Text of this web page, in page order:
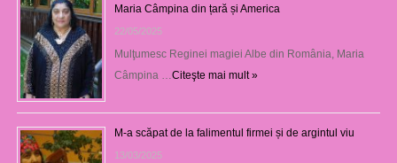
Maria Câmpina din țară și America
22/05/2025
Mulţumesc Reginei magiei Albe din România, Maria
Câmpina … Citeşte mai mult »
M-a scăpat de la falimentul firmei și de argintul viu
13/03/2025